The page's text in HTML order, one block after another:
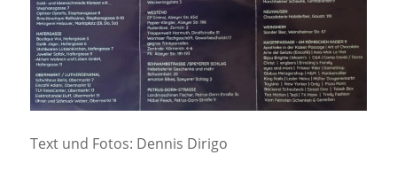
Text und Fotos: Dennis Dirigo